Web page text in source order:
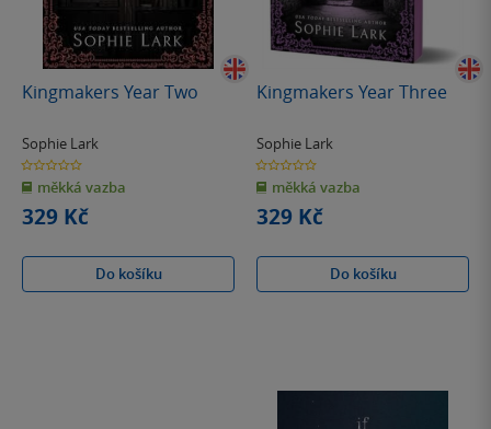
Kingmakers Year Two
Sophie Lark
0.0
z
5
hvězdiček
měkká vazba
329 Kč
Do košíku
Kingmakers Year Three
Sophie Lark
0.0
z
5
hvězdiček
měkká vazba
329 Kč
Do košíku